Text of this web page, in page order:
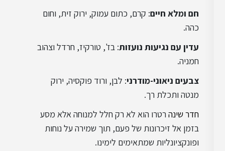
עיצוב כפרי
חם ומלא חיים: קרם, כתום עמוק, ירוק זית, וחום
כהה.
עדין עם נגיעות נועזות: בז', טורקיז, חרדל וצהוב
חמניה.
צבעים ניאוני-מודרני: לבן, ורוד פוקסיה, ירוק
מנטה ותכלת רך.
חדר שינה רטרו הוא לא רק חלל למנוחה אלא מסע
בזמן אל זיכרונות של פעם, תוך שמירה על נוחות
ופונקציונליות שמתאימים לימינו.